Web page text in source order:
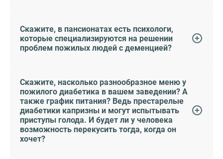
Скажите, в пансионатах есть психологи,
которые специализируются на решении
проблем пожилых людей с деменцией?
Скажите, насколько разнообразное меню у
пожилого диабетика в вашем заведении? А
также график питания? Ведь престарелые
диабетики капризны и могут испытывать
приступы голода. И будет ли у человека
возможность перекусить тогда, когда он
хочет?